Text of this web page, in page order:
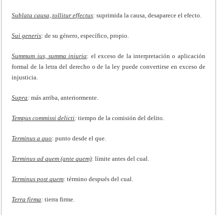
Sublata causa, tollitur effectus:suprimida la causa, desaparece el efecto.
Sui generis:de su género, específico, propio.
Summum ius, summa iniuria: el exceso de la interpretación o aplicación
formal de la letra del derecho o de la ley puede convertirse en exceso de
injusticia.
Supra :más arriba, anteriormente.
Tempus commissi delicti :tiempo de la comisión del delito.
Terminus a quo: punto desde el que.
Terminus ad quem (ante quem): límite antes del cual.
Terminus post quem: término después del cual.
Terra firma :tierra firme.